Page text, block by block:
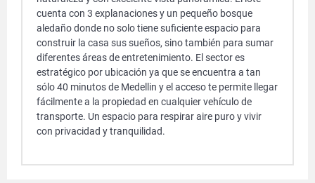
cuenta con 3 explanaciones y un pequeño bosque
aledaño donde no solo tiene suficiente espacio para
construir la casa sus sueños, sino también para sumar
diferentes áreas de entretenimiento. El sector es
estratégico por ubicación ya que se encuentra a tan
sólo 40 minutos de Medellin y el acceso te permite llegar
fácilmente a la propiedad en cualquier vehículo de
transporte. Un espacio para respirar aire puro y vivir
con privacidad y tranquilidad.